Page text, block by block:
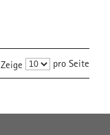
Zeige pro Seite